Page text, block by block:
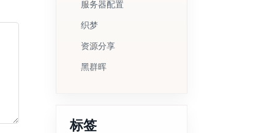
服务器配置
织梦
资源分享
黑群晖
标签